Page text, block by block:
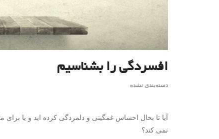
افسردگی را بشناسیم
دسته‌بندی نشده
آیا تا بحال احساس غمگینی و دلمردگی کرده اید و یا
نمی کند؟